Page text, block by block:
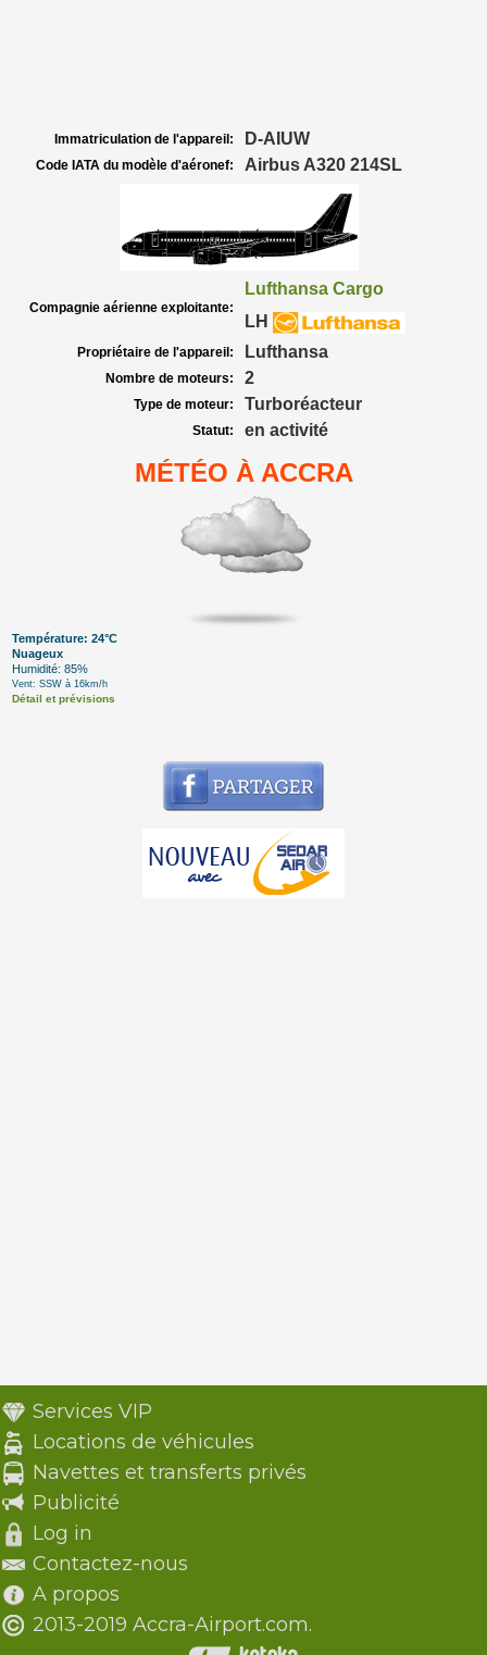
Immatriculation de l'appareil: D-AIUW
Code IATA du modèle d'aéronef: Airbus A320 214SL
Compagnie aérienne exploitante:
Lufthansa Cargo
LH
Propriétaire de l'appareil: Lufthansa
Nombre de moteurs: 2
Type de moteur: Turboréacteur
Statut: en activité
MÉTÉO À ACCRA
Température: 24°C
Nuageux
Humidité: 85%
Vent: SSW à 16km/h
Détail et prévisions
Services VIP
Locations de véhicules
Navettes et transferts privés
Publicité
Log in
Contactez-nous
A propos
2013-2019 Accra-Airport.com.